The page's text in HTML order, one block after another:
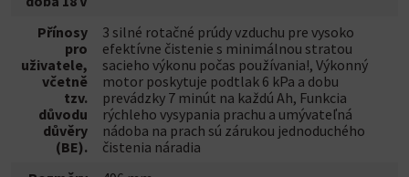
Přínosy
pro
uživatele,
včetně
tzv.
důvodu
důvěry
(BE).
3 silné rotačné prúdy vzduchu pre vysoko
efektívne čistenie s minimálnou stratou
sacieho výkonu počas používania!, Výkonný
motor poskytuje podtlak 6 kPa a dobu
prevádzky 7 minút na každú Ah, Funkcia
rýchleho vysypania prachu a umývateľná
nádoba na prach sú zárukou jednoduchého
čistenia náradia